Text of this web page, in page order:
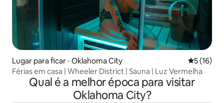
Lugar para ficar ⋅ Oklahoma City 5 de uma
5 (16)
Férias em casa | Wheeler District | Sauna | Luz Vermelha
Qual é a melhor época para visitar
Oklahoma City?